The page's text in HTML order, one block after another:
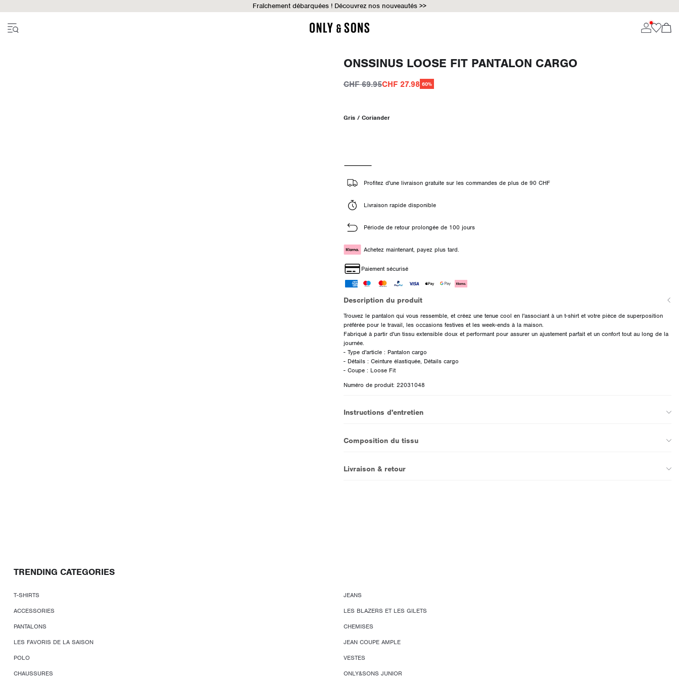
Fraîchement débarquées ! Découvrez nos nouveautés >>
ONSSINUS LOOSE FIT PANTALON CARGO
CHF 69.95CHF 27.98 60%
Gris / Coriander
Profitez d'une livraison gratuite sur les commandes de plus de 90 CHF
Livraison rapide disponible
Période de retour prolongée de 100 jours
Achetez maintenant, payez plus tard.
Paiement sécurisé
Description du produit
Trouvez le pantalon qui vous ressemble, et créez une tenue cool en l'associant à un t-shirt et votre pièce de superposition
préférée pour le travail, les occasions festives et les week-ends à la maison.
Fabriqué à partir d'un tissu extensible doux et performant pour assurer un ajustement parfait et un confort tout au long de la
journée.
- Type d'article : Pantalon cargo
- Détails : Ceinture élastiquée, Détails cargo
- Coupe : Loose Fit
Numéro de produit: 22031048
Instructions d'entretien
Composition du tissu
Livraison & retour
TRENDING CATEGORIES
T-SHIRTS
JEANS
ACCESSORIES
LES BLAZERS ET LES GILETS
PANTALONS
CHEMISES
LES FAVORIS DE LA SAISON
JEAN COUPE AMPLE
POLO
VESTES
CHAUSSURES
ONLY&SONS JUNIOR